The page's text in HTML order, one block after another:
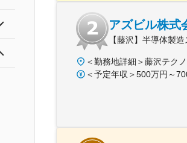
アズビル株式
【藤沢】半導体製